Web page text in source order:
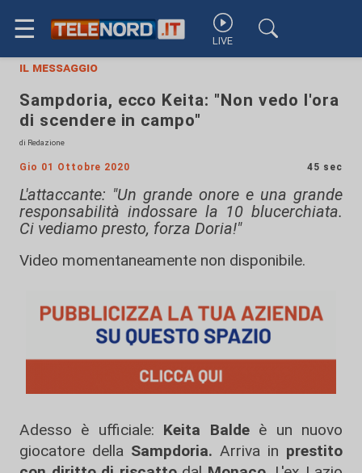
☰ LIVE
il messaggio
Sampdoria, ecco Keita: "Non vedo l'ora
di scendere in campo"
di Redazione
Gio 01 Ottobre 2020 45 sec
L'attaccante: "Un grande onore e una grande
responsabilità indossare la 10 blucerchiata.
Ci vediamo presto, forza Doria!"
Video momentaneamente non disponibile.
Adesso è ufficiale: Keita Baldeè un nuovo
giocatore della Sampdoria. Arriva in prestito